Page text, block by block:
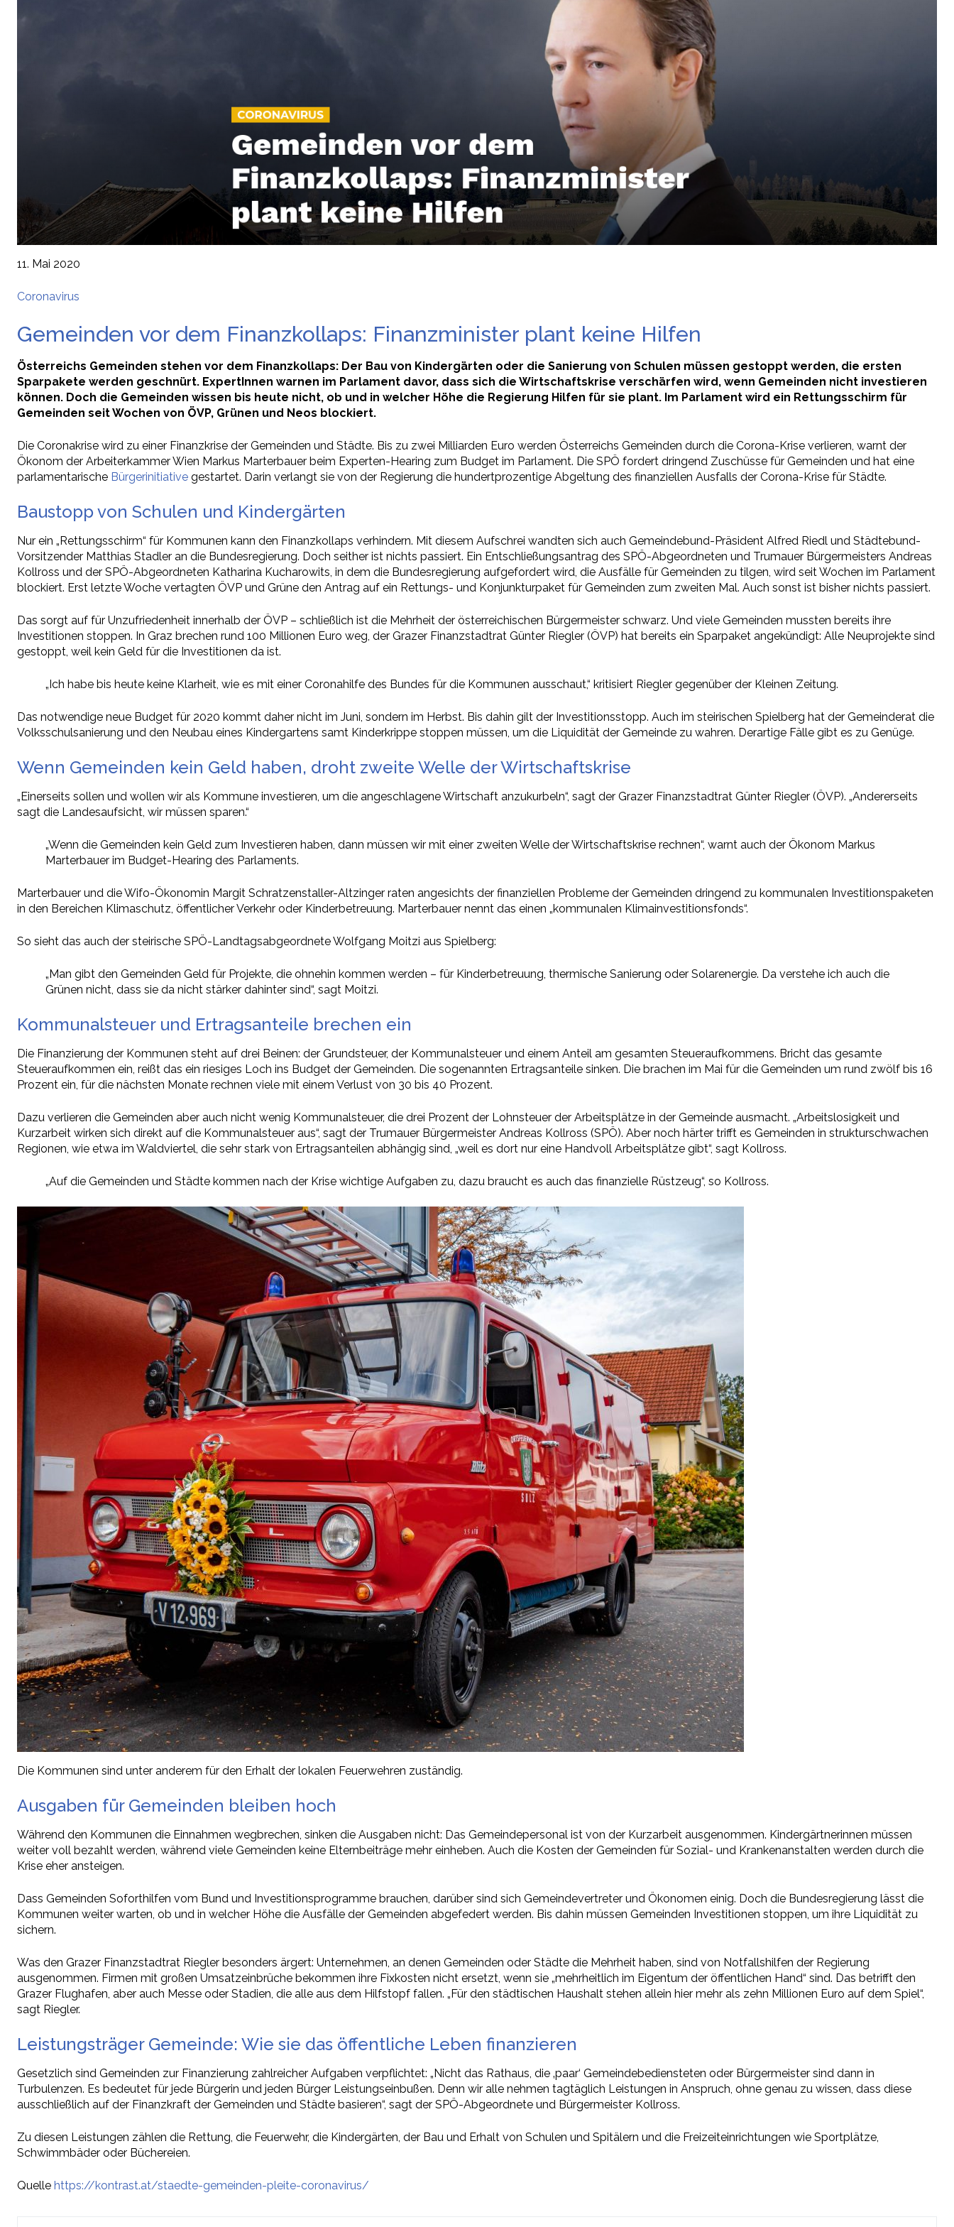
11. Mai 2020
Coronavirus
Gemeinden vor dem Finanzkollaps: Finanzminister plant keine Hilfen
Österreichs Gemeinden stehen vor dem Finanzkollaps: Der Bau von Kindergärten oder die Sanierung von Schulen müssen gestoppt werden, die ersten
Sparpakete werden geschnürt. ExpertInnen warnen im Parlament davor, dass sich die Wirtschaftskrise verschärfen wird, wenn Gemeinden nicht investieren
können. Doch die Gemeinden wissen bis heute nicht, ob und in welcher Höhe die Regierung Hilfen für sie plant. Im Parlament wird ein Rettungsschirm für
Gemeinden seit Wochen von ÖVP, Grünen und Neos blockiert.
Die Coronakrise wird zu einer Finanzkrise der Gemeinden und Städte. Bis zu zwei Milliarden Euro werden Österreichs Gemeinden durch die Corona-Krise verlieren, warnt der
Ökonom der Arbeiterkammer Wien Markus Marterbauer beim Experten-Hearing zum Budget im Parlament. Die SPÖ fordert dringend Zuschüsse für Gemeinden und hat eine
parlamentarische Bürgerinitiative gestartet. Darin verlangt sie von der Regierung die hundertprozentige Abgeltung des finanziellen Ausfalls der Corona-Krise für Städte.
Baustopp von Schulen und Kindergärten
Nur ein „Rettungsschirm“ für Kommunen kann den Finanzkollaps verhindern. Mit diesem Aufschrei wandten sich auch Gemeindebund-Präsident Alfred Riedl und Städtebund-
Vorsitzender Matthias Stadler an die Bundesregierung. Doch seither ist nichts passiert. Ein Entschließungsantrag des SPÖ-Abgeordneten und Trumauer Bürgermeisters Andreas
Kollross und der SPÖ-Abgeordneten Katharina Kucharowits, in dem die Bundesregierung aufgefordert wird, die Ausfälle für Gemeinden zu tilgen, wird seit Wochen im Parlament
blockiert. Erst letzte Woche vertagten ÖVP und Grüne den Antrag auf ein Rettungs- und Konjunkturpaket für Gemeinden zum zweiten Mal. Auch sonst ist bisher nichts passiert.
Das sorgt auf für Unzufriedenheit innerhalb der ÖVP – schließlich ist die Mehrheit der österreichischen Bürgermeister schwarz. Und viele Gemeinden mussten bereits ihre
Investitionen stoppen. In Graz brechen rund 100 Millionen Euro weg, der Grazer Finanzstadtrat Günter Riegler (ÖVP) hat bereits ein Sparpaket angekündigt: Alle Neuprojekte sind
gestoppt, weil kein Geld für die Investitionen da ist.
„Ich habe bis heute keine Klarheit, wie es mit einer Coronahilfe des Bundes für die Kommunen ausschaut,“ kritisiert Riegler gegenüber der Kleinen Zeitung.
Das notwendige neue Budget für 2020 kommt daher nicht im Juni, sondern im Herbst. Bis dahin gilt der Investitionsstopp. Auch im steirischen Spielberg hat der Gemeinderat die
Volksschulsanierung und den Neubau eines Kindergartens samt Kinderkrippe stoppen müssen, um die Liquidität der Gemeinde zu wahren. Derartige Fälle gibt es zu Genüge.
Wenn Gemeinden kein Geld haben, droht zweite Welle der Wirtschaftskrise
„Einerseits sollen und wollen wir als Kommune investieren, um die angeschlagene Wirtschaft anzukurbeln“, sagt der Grazer Finanzstadtrat Günter Riegler (ÖVP). „Andererseits
sagt die Landesaufsicht, wir müssen sparen.“
„Wenn die Gemeinden kein Geld zum Investieren haben, dann müssen wir mit einer zweiten Welle der Wirtschaftskrise rechnen“, warnt auch der Ökonom Markus
Marterbauer im Budget-Hearing des Parlaments.
Marterbauer und die Wifo-Ökonomin Margit Schratzenstaller-Altzinger raten angesichts der finanziellen Probleme der Gemeinden dringend zu kommunalen Investitionspaketen
in den Bereichen Klimaschutz, öffentlicher Verkehr oder Kinderbetreuung. Marterbauer nennt das einen „kommunalen Klimainvestitionsfonds“.
So sieht das auch der steirische SPÖ-Landtagsabgeordnete Wolfgang Moitzi aus Spielberg:
„Man gibt den Gemeinden Geld für Projekte, die ohnehin kommen werden – für Kinderbetreuung, thermische Sanierung oder Solarenergie. Da verstehe ich auch die
Grünen nicht, dass sie da nicht stärker dahinter sind“, sagt Moitzi.
Kommunalsteuer und Ertragsanteile brechen ein
Die Finanzierung der Kommunen steht auf drei Beinen: der Grundsteuer, der Kommunalsteuer und einem Anteil am gesamten Steueraufkommens. Bricht das gesamte
Steueraufkommen ein, reißt das ein riesiges Loch ins Budget der Gemeinden. Die sogenannten Ertragsanteile sinken. Die brachen im Mai für die Gemeinden um rund zwölf bis 16
Prozent ein, für die nächsten Monate rechnen viele mit einem Verlust von 30 bis 40 Prozent.
Dazu verlieren die Gemeinden aber auch nicht wenig Kommunalsteuer, die drei Prozent der Lohnsteuer der Arbeitsplätze in der Gemeinde ausmacht. „Arbeitslosigkeit und
Kurzarbeit wirken sich direkt auf die Kommunalsteuer aus“, sagt der Trumauer Bürgermeister Andreas Kollross (SPÖ). Aber noch härter trifft es Gemeinden in strukturschwachen
Regionen, wie etwa im Waldviertel, die sehr stark von Ertragsanteilen abhängig sind, „weil es dort nur eine Handvoll Arbeitsplätze gibt“, sagt Kollross.
„Auf die Gemeinden und Städte kommen nach der Krise wichtige Aufgaben zu, dazu braucht es auch das finanzielle Rüstzeug“, so Kollross.
Die Kommunen sind unter anderem für den Erhalt der lokalen Feuerwehren zuständig.
Ausgaben für Gemeinden bleiben hoch
Während den Kommunen die Einnahmen wegbrechen, sinken die Ausgaben nicht: Das Gemeindepersonal ist von der Kurzarbeit ausgenommen. Kindergärtnerinnen müssen
weiter voll bezahlt werden, während viele Gemeinden keine Elternbeiträge mehr einheben. Auch die Kosten der Gemeinden für Sozial- und Krankenanstalten werden durch die
Krise eher ansteigen.
Dass Gemeinden Soforthilfen vom Bund und Investitionsprogramme brauchen, darüber sind sich Gemeindevertreter und Ökonomen einig. Doch die Bundesregierung lässt die
Kommunen weiter warten, ob und in welcher Höhe die Ausfälle der Gemeinden abgefedert werden. Bis dahin müssen Gemeinden Investitionen stoppen, um ihre Liquidität zu
sichern.
Was den Grazer Finanzstadtrat Riegler besonders ärgert: Unternehmen, an denen Gemeinden oder Städte die Mehrheit haben, sind von Notfallshilfen der Regierung
ausgenommen. Firmen mit großen Umsatzeinbrüche bekommen ihre Fixkosten nicht ersetzt, wenn sie „mehrheitlich im Eigentum der öffentlichen Hand“ sind. Das betrifft den
Grazer Flughafen, aber auch Messe oder Stadien, die alle aus dem Hilfstopf fallen. „Für den städtischen Haushalt stehen allein hier mehr als zehn Millionen Euro auf dem Spiel“,
sagt Riegler.
Leistungsträger Gemeinde: Wie sie das öffentliche Leben finanzieren
Gesetzlich sind Gemeinden zur Finanzierung zahlreicher Aufgaben verpflichtet: „Nicht das Rathaus, die ‚paar‘ Gemeindebediensteten oder Bürgermeister sind dann in
Turbulenzen. Es bedeutet für jede Bürgerin und jeden Bürger Leistungseinbußen. Denn wir alle nehmen tagtäglich Leistungen in Anspruch, ohne genau zu wissen, dass diese
ausschließlich auf der Finanzkraft der Gemeinden und Städte basieren“, sagt der SPÖ-Abgeordnete und Bürgermeister Kollross.
Zu diesen Leistungen zählen die Rettung, die Feuerwehr, die Kindergärten, der Bau und Erhalt von Schulen und Spitälern und die Freizeiteinrichtungen wie Sportplätze,
Schwimmbäder oder Büchereien.
Quelle https://kontrast.at/staedte-gemeinden-pleite-coronavirus/